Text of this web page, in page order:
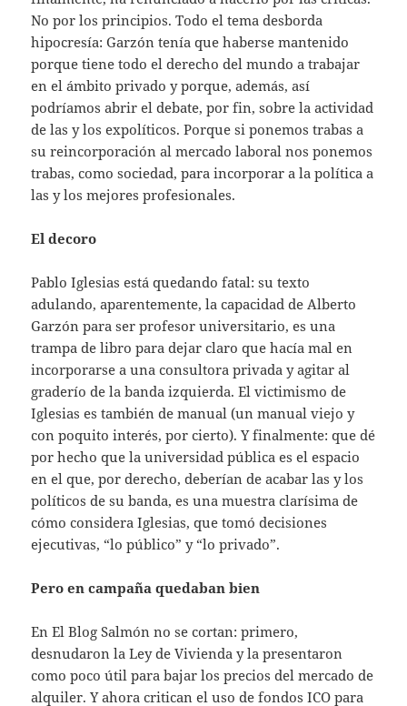
No por los principios. Todo el tema desborda
hipocresía: Garzón tenía que haberse mantenido
porque tiene todo el derecho del mundo a trabajar
en el ámbito privado y porque, además, así
podríamos abrir el debate, por fin, sobre la actividad
de las y los expolíticos. Porque si ponemos trabas a
su reincorporación al mercado laboral nos ponemos
trabas, como sociedad, para incorporar a la política a
las y los mejores profesionales.
El decoro
Pablo Iglesias está quedando fatal: su texto
adulando, aparentemente, la capacidad de Alberto
Garzón para ser profesor universitario, es una
trampa de libro para dejar claro que hacía mal en
incorporarse a una consultora privada y agitar al
graderío de la banda izquierda. El victimismo de
Iglesias es también de manual (un manual viejo y
con poquito interés, por cierto). Y finalmente: que dé
por hecho que la universidad pública es el espacio
en el que, por derecho, deberían de acabar las y los
políticos de su banda, es una muestra clarísima de
cómo considera Iglesias, que tomó decisiones
ejecutivas, “lo público” y “lo privado”.
Pero en campaña quedaban bien
En El Blog Salmón no se cortan: primero,
desnudaron la Ley de Vivienda y la presentaron
como poco útil para bajar los precios del mercado de
alquiler. Y ahora critican el uso de fondos ICO para